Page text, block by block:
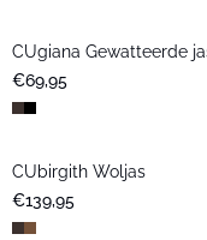
Nieuws
CUgiana Gewatteerde
€69,95
Nieuws
CUbirgith Woljas
€139,95